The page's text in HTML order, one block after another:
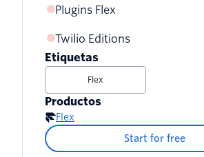
Plugins Flex
Twilio Editions
Etiquetas
Flex
Productos
Flex
Start for free